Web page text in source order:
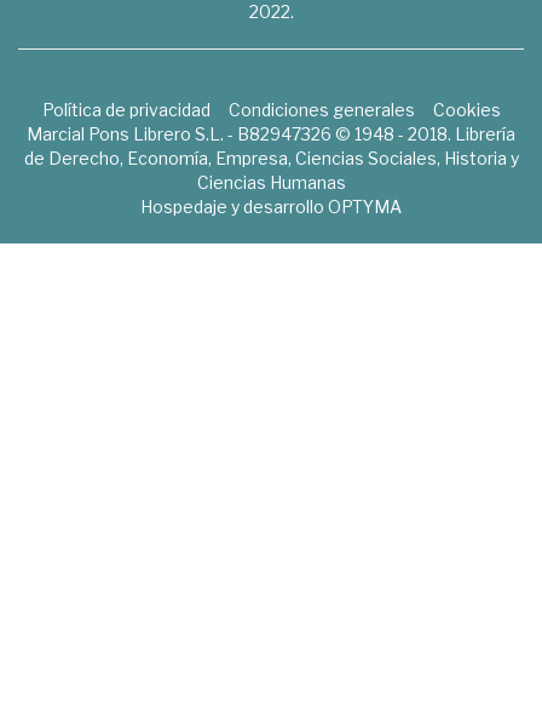
2022.
Política de privacidad Condiciones generales
Cookies
Marcial Pons Librero S.L. - B82947326 © 1948 - 2018. Librería
de Derecho, Economía, Empresa, Ciencias Sociales, Historia y
Ciencias Humanas
Hospedaje y desarrollo OPTYMA